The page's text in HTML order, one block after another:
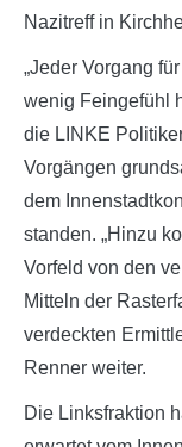
Nazitreff in
„Jeder Vorgang
wenig Feingefühl
die LINKE
Vorgängen
dem
standen. „Hinzu
Vorfeld von den
Mitteln der
verdeckten
Renner weiter.
Die Linksfraktion